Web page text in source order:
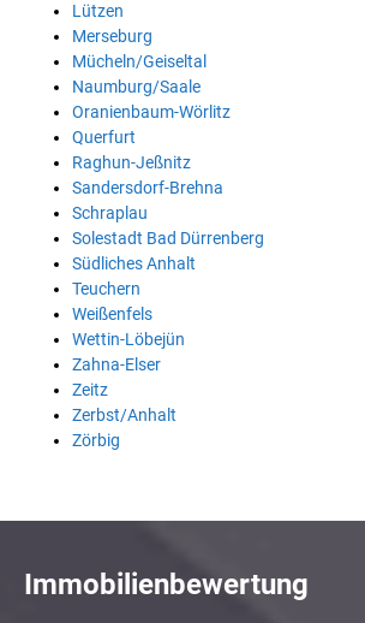
Lützen
Merseburg
Mücheln/Geiseltal
Naumburg/Saale
Oranienbaum-Wörlitz
Querfurt
Raghun-Jeßnitz
Sandersdorf-Brehna
Schraplau
Solestadt Bad Dürrenberg
Südliches Anhalt
Teuchern
Weißenfels
Wettin-Löbejün
Zahna-Elser
Zeitz
Zerbst/Anhalt
Zörbig
Immobilienbewertung